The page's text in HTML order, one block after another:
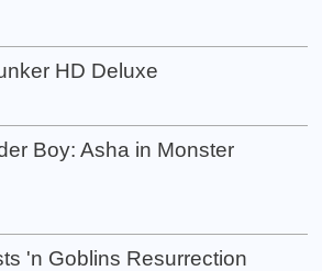
HD Deluxe
Boy: Asha in Monster
'n Goblins Resurrection